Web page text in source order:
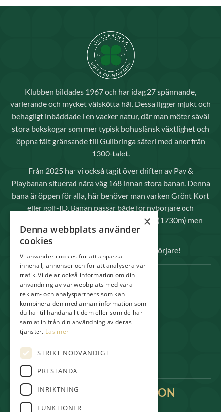
Klubben bildades 1967 och har idag 27 spännande,
varierande och mycket välskötta hål. Dessa ligger mjukt och
behagligt inbäddade i en vacker natur, där man möter såväl
stora bokskogar som mer typisk bohuslänsk växtlighet och
öppna fält gränsande till Gullbringa säteri med anor från
1300-talet.
Från 2025 har vi också tagit över driften av Pay &
Playbanan situerad nära väg 168 innan stora banan. Denna
bana är öppen för alla, här behöver man varken Grönt Kort
eller golf-ID. Banan passar både för nybörjare och
avancerade spelare då den inte är så lång (1730m) men
kräver raka slag.
Välkomna både elitspelare och nybörjare!
SNABBLÄNKAR
Spela
Medlem
Shop & Pro
KONTAKTINFORMATION
kansli@gullbringagolf.se
×
Denna webbplats använder
cookies
Vi använder cookies för att anpassa
innehåll, annonser och för att analysera vår
trafik. Vi delar också information om din
användning av vår webbplats med våra
reklam- och analyspartners som kan
kombinera den med annan information som
du har tillhandahållit dem eller som de har
samlat in från din användning av deras
tjänster. Läs mer
STRIKT NÖDVÄNDIGT
PRESTANDA
INRIKTNING
FUNKTIONER